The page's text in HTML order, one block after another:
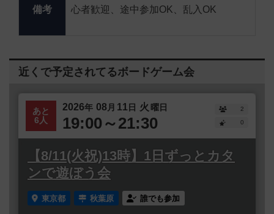
備考
心者歓迎、途中参加OK、乱入OK
近くで予定されてるボードゲーム会
あと
6人
2026年 08 月 11日 火 曜日
19:00～21:30
2
0
【8/11(火祝)13時】1日ずっとカタ
ンで遊ぼう会
東京都 秋葉原 誰でも参加